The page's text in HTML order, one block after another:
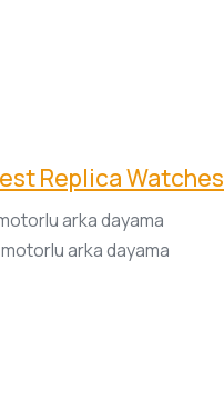
Replica Watches
arka dayama
arka dayama